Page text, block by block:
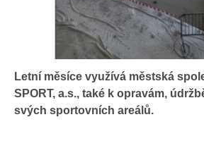
Letní měsíce využívá městská
SPORT, a.s., také k opravám,
svých sportovních areálů.